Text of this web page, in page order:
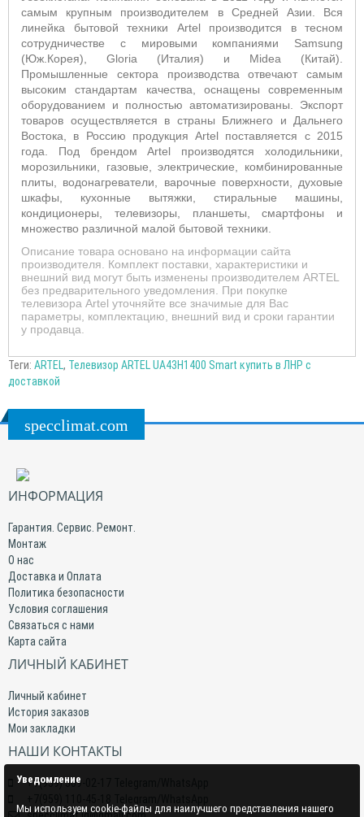
самым крупным производителем в Средней Азии. Вся
линейка бытовой техники Artel производится в тесном
сотрудничестве с мировыми компаниями Samsung
(Юж.Корея), Gloria (Италия) и Midea (Китай).
Промышленные сектора производства отвечают самым
высоким стандартам качества, оснащены современным
оборудованием и полностью автоматизированы. Экспорт
товаров осуществляется в страны Ближнего и Дальнего
Востока, в Россию продукция Artel поставляется с 2015
года. Под брендом Artel производятся холодильники,
морозильники, газовые, электрические, комбинированные
плиты, водонагреватели, варочные поверхности, духовые
шкафы, кухонные вытяжки, стиральные машины,
кондиционеры, телевизоры, планшеты, смартфоны и
множество различной малой бытовой техники.
Описание товара основано на информации сайта
производителя. Комплект поставки, характеристики и
внешний вид могут быть изменены производителем ARTEL
без предварительного уведомления. При покупке
телевизора Artel уточняйте все значимые для Вас
параметры, комплектацию, внешний вид и сроки гарантии
у продавца.
Теги: ARTEL, Телевизор ARTEL UA43H1400 Smart купить в ЛНР с
доставкой
specclimat.com
ИНФОРМАЦИЯ
Гарантия. Сервис. Ремонт.
Монтаж
О нас
Доставка и Оплата
Политика безопасности
Условия соглашения
Связаться с нами
Карта сайта
ЛИЧНЫЙ КАБИНЕТ
Личный кабинет
История заказов
Мои закладки
НАШИ КОНТАКТЫ
+7(959) 509-02-17 Telegram/WhatsApp
Уведомление
Мы используем cookie-файлы для наилучшего представления нашего